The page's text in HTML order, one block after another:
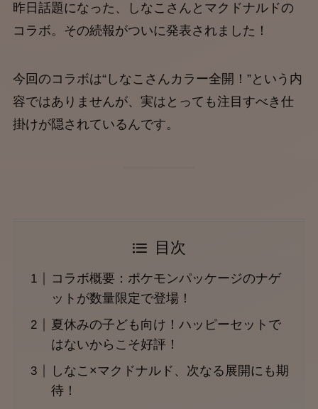
昨日話題になった、しなこさんとマクドナルドの
コラボ。その続報がついに発表されました！
今回のコラボは“しなこさんカラー全開！”という内
容ではありませんが、実はとっても注目すべき仕
掛けが隠されているんです。
目次
コラボ概要：ポケモンパッケージのナゲ
ットが数量限定で登場！
夏休みの子ども向け！ハッピーセットで
はないからこそ好評！
しなこ×マクドナルド、次なる展開にも期
待！